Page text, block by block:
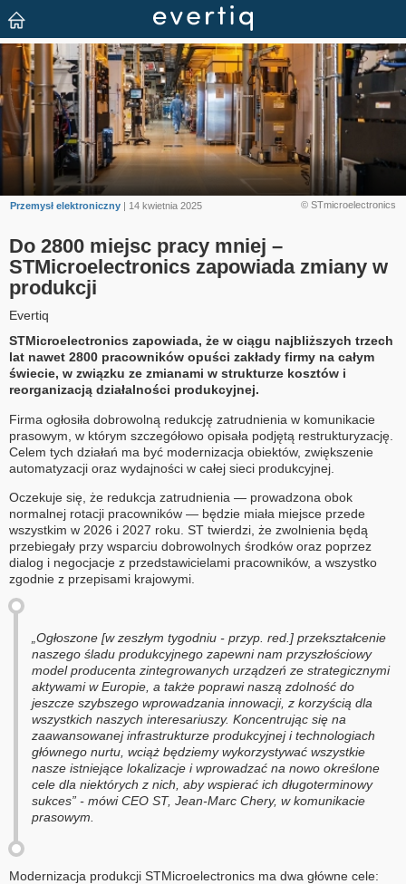
© STmicroelectronics
Przemysł elektroniczny | 14 kwietnia 2025
Do 2800 miejsc pracy mniej –
STMicroelectronics zapowiada zmiany w
produkcji
Evertiq
STMicroelectronics zapowiada, że w ciągu najbliższych trzech
lat nawet 2800 pracowników opuści zakłady firmy na całym
świecie, w związku ze zmianami w strukturze kosztów i
reorganizacją działalności produkcyjnej.
Firma ogłosiła dobrowolną redukcję zatrudnienia w komunikacie
prasowym, w którym szczegółowo opisała podjętą restrukturyzację.
Celem tych działań ma być modernizacja obiektów, zwiększenie
automatyzacji oraz wydajności w całej sieci produkcyjnej.
Oczekuje się, że redukcja zatrudnienia — prowadzona obok
normalnej rotacji pracowników — będzie miała miejsce przede
wszystkim w 2026 i 2027 roku. ST twierdzi, że zwolnienia będą
przebiegały przy wsparciu dobrowolnych środków oraz poprzez
dialog i negocjacje z przedstawicielami pracowników, a wszystko
zgodnie z przepisami krajowymi.
„Ogłoszone [w zeszłym tygodniu - przyp. red.] przekształcenie
naszego śladu produkcyjnego zapewni nam przyszłościowy
model producenta zintegrowanych urządzeń ze strategicznymi
aktywami w Europie, a także poprawi naszą zdolność do
jeszcze szybszego wprowadzania innowacji, z korzyścią dla
wszystkich naszych interesariuszy. Koncentrując się na
zaawansowanej infrastrukturze produkcyjnej i technologiach
głównego nurtu, wciąż będziemy wykorzystywać wszystkie
nasze istniejące lokalizacje i wprowadzać na nowo określone
cele dla niektórych z nich, aby wspierać ich długoterminowy
sukces” - mówi CEO ST, Jean-Marc Chery, w komunikacie
prasowym.
Modernizacja produkcji STMicroelectronics ma dwa główne cele: